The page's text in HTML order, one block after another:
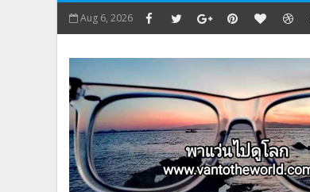
Aug 6, 2026